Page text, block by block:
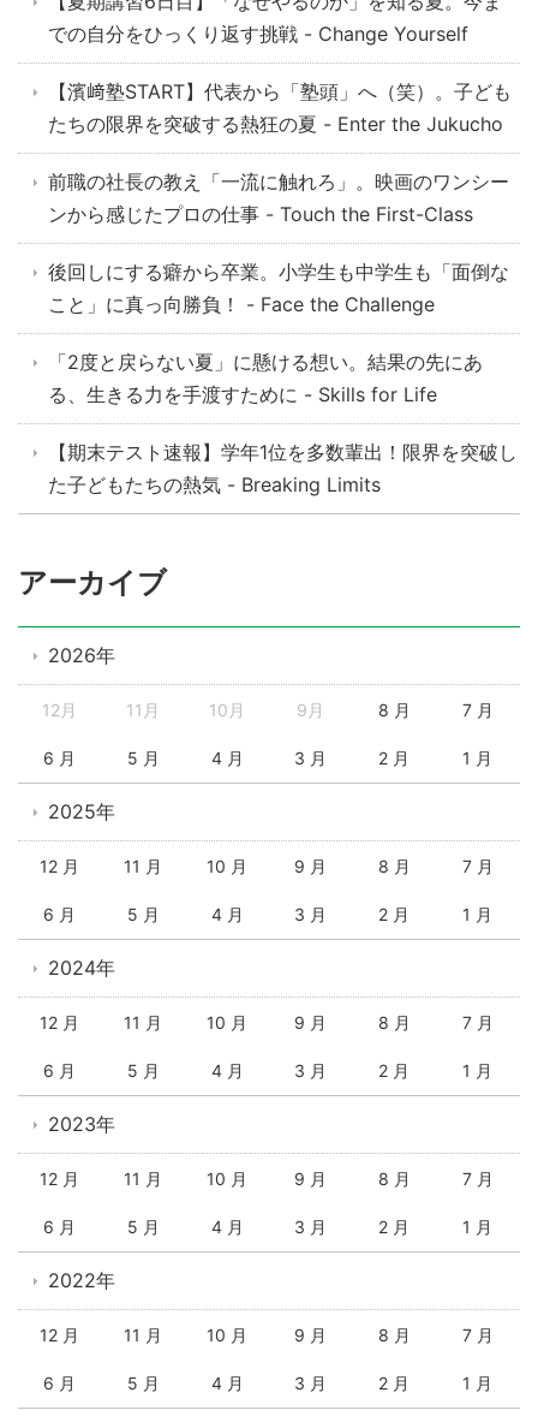
での自分をひっくり返す挑戦 - Change Yourself
【濱﨑塾START】代表から「塾頭」へ（笑）。子ども
たちの限界を突破する熱狂の夏 - Enter the Jukucho
前職の社長の教え「一流に触れろ」。映画のワンシー
ンから感じたプロの仕事 - Touch the First-Class
後回しにする癖から卒業。小学生も中学生も「面倒な
こと」に真っ向勝負！ - Face the Challenge
「2度と戻らない夏」に懸ける想い。結果の先にあ
る、生きる力を手渡すために - Skills for Life
【期末テスト速報】学年1位を多数輩出！限界を突破し
た子どもたちの熱気 - Breaking Limits
アーカイブ
2026年
12月 11月 10月 9月 8 月 7 月
6 月 5 月 4 月 3 月 2 月 1 月
2025年
12 月 11 月 10 月 9 月 8 月 7 月
6 月 5 月 4 月 3 月 2 月 1 月
2024年
12 月 11 月 10 月 9 月 8 月 7 月
6 月 5 月 4 月 3 月 2 月 1 月
2023年
12 月 11 月 10 月 9 月 8 月 7 月
6 月 5 月 4 月 3 月 2 月 1 月
2022年
12 月 11 月 10 月 9 月 8 月 7 月
6 月 5 月 4 月 3 月 2 月 1 月